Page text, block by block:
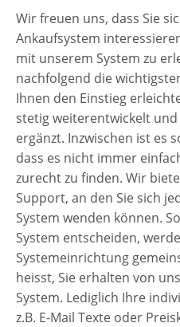
Wir freuen uns, dass Sie
Ankaufsystem
mit unserem System zu
nachfolgend die
Ihnen den Einstieg
stetig weiterentwickelt
ergänzt. Inzwischen ist es
dass es nicht immer
zurecht zu finden. Wir
Support, an den Sie sich
System wenden können.
System entscheiden,
Systemeinrichtung
heisst, Sie erhalten von
System. Lediglich Ihre
z.B. E-Mail Texte oder